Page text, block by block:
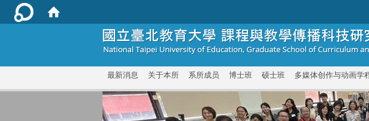
最新消息 关于本所 系所成员 博士班 硕士班 多媒体创作与动画学